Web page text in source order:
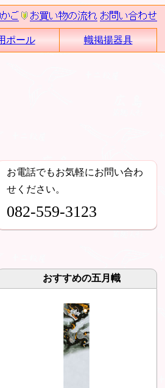
ポール 幟掲揚器具
お電話でもお気軽にお問い合わ
せください。
082-559-3123
おすすめの五月幟